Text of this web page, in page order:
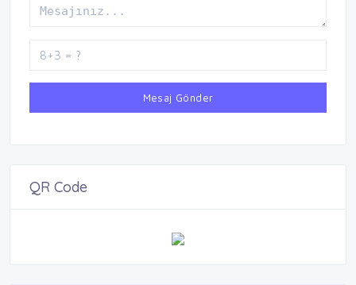
Mesaj Gönder
QR Code